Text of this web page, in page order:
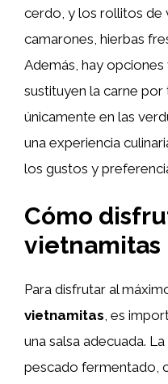
cerdo, y los rollitos de
camarones, hierbas
Además, hay
sustituyen la carne
únicamente en las
una experiencia
los gustos y
Cómo
vietnamitas
Para disfrutar al
vietnamitas, es
una salsa adecuada.
pescado fermentado,